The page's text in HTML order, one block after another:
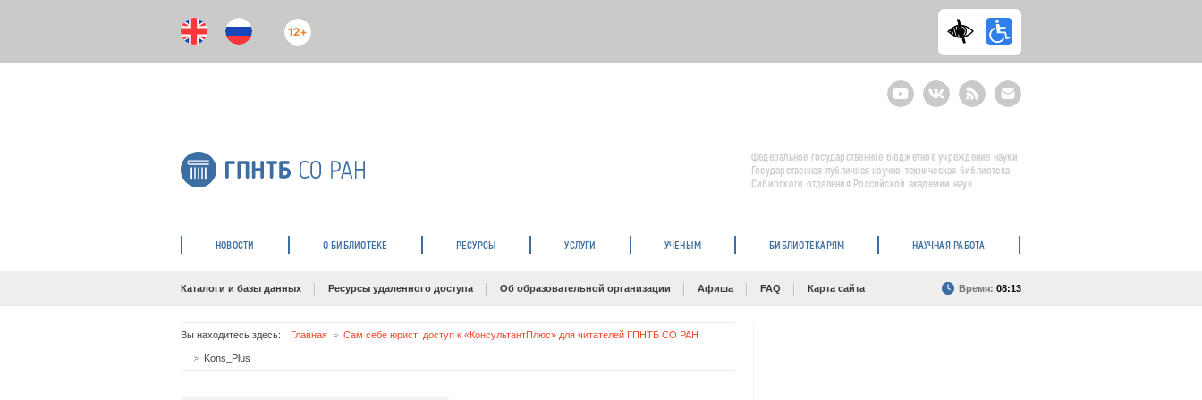
12+
YoutubeВКонтактеRSS
E-
mail
подписка
Федеральное государственное бюджетное учреждение науки
Государственная публичная научно-техническая библиотека
Сибирского отделения Российской академии наук
НОВОСТИ О БИБЛИОТЕКЕ РЕСУРСЫ УСЛУГИ УЧЕНЫМ БИБЛИОТЕКАРЯМ НАУЧНАЯ РАБОТА
Каталоги и базы данных Ресурсы удаленного доступа Об образовательной организации Афиша FAQ Карта сайта Время: 08:13
Вы находитесь здесь: Главная Сам себе юрист: доступ к «КонсультантПлюс» для читателей ГПНТБ СО РАН
Kons_Plus